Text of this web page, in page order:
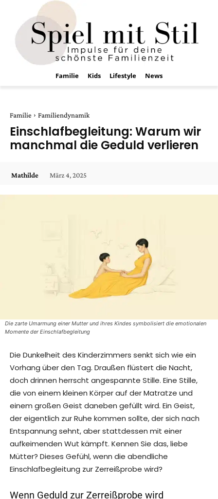
Familie Kids Lifestyle News
Familie Familiendynamik
Einschlafbegleitung: Warum wir
manchmal die Geduld verlieren
Mathilde März 4, 2025
Die zarte Umarmung einer Mutter und ihres Kindes symbolisiert die emotionalen
Momente der Einschlafbegleitung
Die Dunkelheit des Kinderzimmers senkt sich wie ein
Vorhang über den Tag. Draußen flüstert die Nacht,
doch drinnen herrscht angespannte Stille. Eine Stille,
die von einem kleinen Körper auf der Matratze und
einem großen Geist daneben gefüllt wird. Ein Geist,
der eigentlich zur Ruhe kommen sollte, der sich nach
Entspannung sehnt, aber stattdessen mit einer
aufkeimenden Wut kämpft. Kennen Sie das, liebe
Mütter? Dieses Gefühl, wenn die abendliche
Einschlafbegleitung zur Zerreißprobe wird?
Wenn Geduld zur Zerreißprobe wird